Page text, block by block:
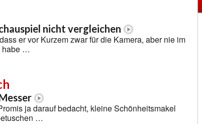
nicht vergleichen
er vor Kurzem zwar für die Kamera, aber nie im
habe …
ja darauf bedacht, kleine Schönheitsmakel
…